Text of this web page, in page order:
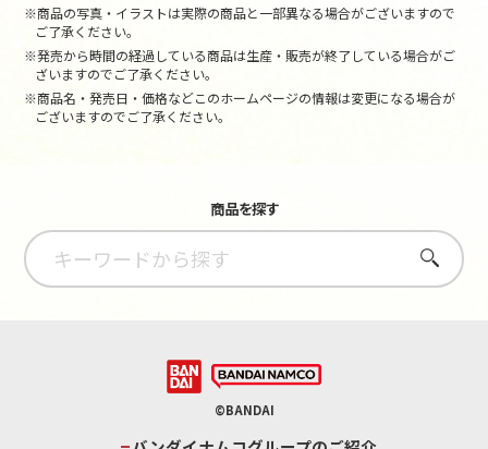
※商品の写真・イラストは実際の商品と一部異なる場合がございますので
ご了承ください。
※発売から時間の経過している商品は生産・販売が終了している場合がご
ざいますのでご了承ください。
※商品名・発売日・価格などこのホームページの情報は変更になる場合が
ございますのでご了承ください。
商品を探す
さがす
©BANDAI